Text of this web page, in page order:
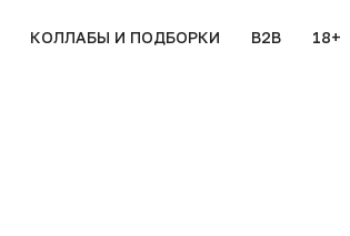
КОЛЛАБЫ И ПОДБОРКИ B2B 18+